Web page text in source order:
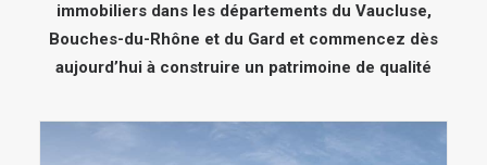
immobiliers dans les départements du Vaucluse,
Bouches-du-Rhône et du Gard et commencez dès
aujourd’hui à construire un patrimoine de qualité